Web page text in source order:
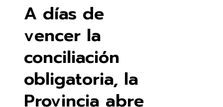
A días de
vencer la
conciliación
obligatoria, la
Provincia abre